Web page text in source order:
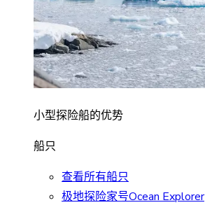
小型探险船的优势
船只
查看所有船只
极地探险家号Ocean Explorer